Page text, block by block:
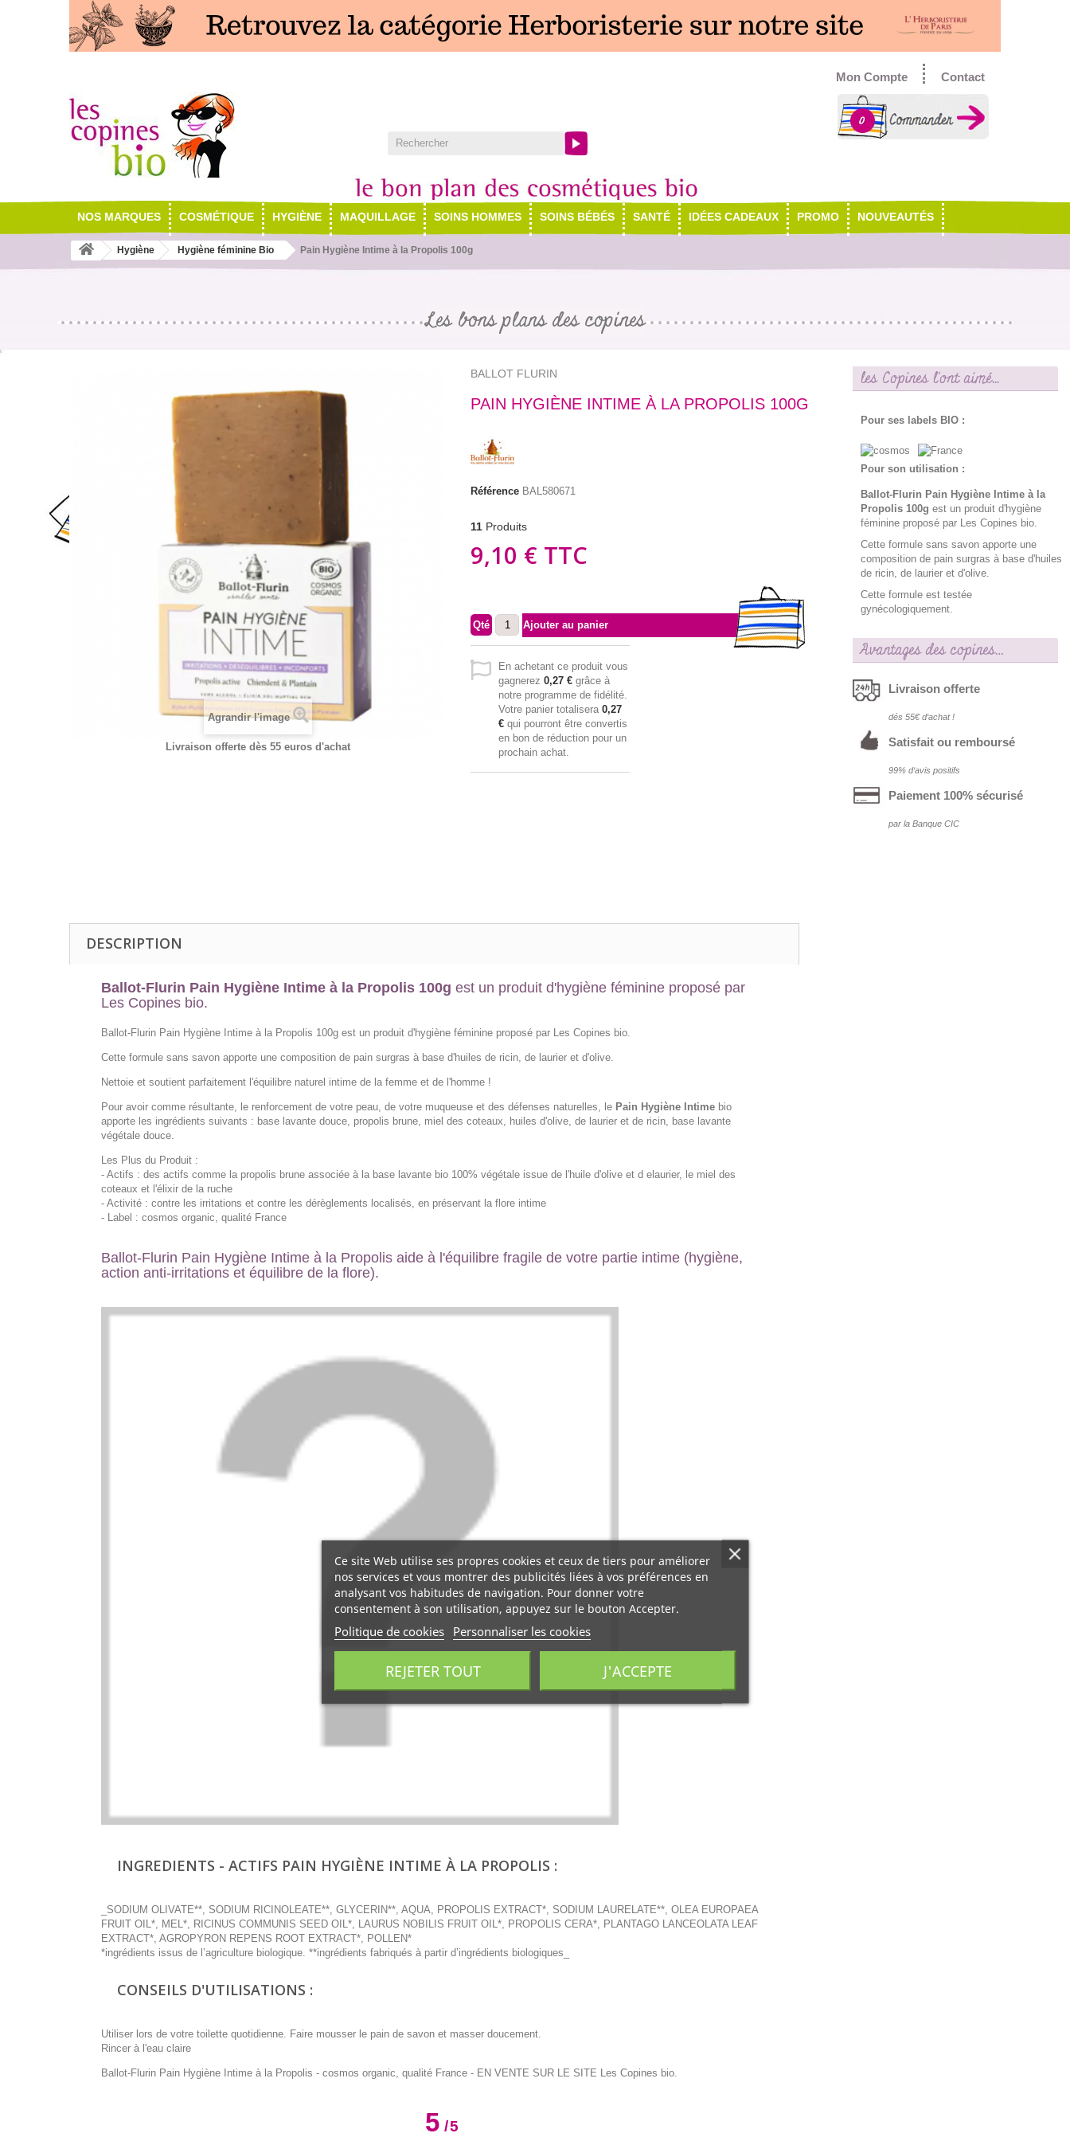
Contact
Mon Compte
0
NOS MARQUES COSMÉTIQUE HYGIÈNE MAQUILLAGE SOINS HOMMES SOINS BÉBÉS SANTÉ IDÉES CADEAUX PROMO NOUVEAUTÉS
Hygiène Hygiène féminine Bio Pain Hygiène Intime à la Propolis 100g
Les bons plans des copines
Agrandir l'image
Livraison offerte dès 55 euros d'achat
BALLOT FLURIN
PAIN HYGIÈNE INTIME À LA PROPOLIS 100G
Référence BAL580671
11 Produits
9,10 € TTC
Qté Ajouter au panier
En achetant ce produit vous
gagnerez 0,27 € grâce à
notre programme de fidélité.
Votre panier totalisera 0,27
€ qui pourront être convertis
en bon de réduction pour un
prochain achat.
les Copines l'ont aimé...
Pour ses labels BIO :
Pour son utilisation :
Ballot-Flurin Pain Hygiène Intime à la
Propolis 100g est un produit d'hygiène
féminine proposé par Les Copines bio.
Cette formule sans savon apporte une
composition de pain surgras à base d'huiles
de ricin, de laurier et d'olive.
Cette formule est testée
gynécologiquement.
Avantages des copines…
Livraison offerte
dés 55€ d‘achat !
Satisfait ou remboursé
99% d‘avis positifs
Paiement 100% sécurisé
par la Banque CIC
DESCRIPTION
Ballot-Flurin Pain Hygiène Intime à la Propolis 100g est un produit d'hygiène féminine proposé par
Les Copines bio.
Ballot-Flurin Pain Hygiène Intime à la Propolis 100g est un produit d'hygiène féminine proposé par Les Copines bio.
Cette formule sans savon apporte une composition de pain surgras à base d'huiles de ricin, de laurier et d'olive.
Nettoie et soutient parfaitement l'équilibre naturel intime de la femme et de l'homme !
Pour avoir comme résultante, le renforcement de votre peau, de votre muqueuse et des défenses naturelles, le Pain Hygiène Intime bio
apporte les ingrédients suivants : base lavante douce, propolis brune, miel des coteaux, huiles d'olive, de laurier et de ricin, base lavante
végétale douce.
Les Plus du Produit :
- Actifs : des actifs comme la propolis brune associée à la base lavante bio 100% végétale issue de l'huile d'olive et d elaurier, le miel des
coteaux et l'élixir de la ruche
- Activité : contre les irritations et contre les dérèglements localisés, en préservant la flore intime
- Label : cosmos organic, qualité France
Ballot-Flurin Pain Hygiène Intime à la Propolis aide à l'équilibre fragile de votre partie intime (hygiène,
action anti-irritations et équilibre de la flore).
INGREDIENTS - ACTIFS PAIN HYGIÈNE INTIME À LA PROPOLIS :
_SODIUM OLIVATE**, SODIUM RICINOLEATE**, GLYCERIN**, AQUA, PROPOLIS EXTRACT*, SODIUM LAURELATE**, OLEA EUROPAEA
FRUIT OIL*, MEL*, RICINUS COMMUNIS SEED OIL*, LAURUS NOBILIS FRUIT OIL*, PROPOLIS CERA*, PLANTAGO LANCEOLATA LEAF
EXTRACT*, AGROPYRON REPENS ROOT EXTRACT*, POLLEN*
*ingrédients issus de l’agriculture biologique. **ingrédients fabriqués à partir d’ingrédients biologiques_
CONSEILS D'UTILISATIONS :
Utiliser lors de votre toilette quotidienne. Faire mousser le pain de savon et masser doucement.
Rincer à l'eau claire
Ballot-Flurin Pain Hygiène Intime à la Propolis - cosmos organic, qualité France - EN VENTE SUR LE SITE Les Copines bio.
5/5
Ce site Web utilise ses propres cookies et ceux de tiers pour améliorer
nos services et vous montrer des publicités liées à vos préférences en
analysant vos habitudes de navigation. Pour donner votre
consentement à son utilisation, appuyez sur le bouton Accepter.
Politique de cookies Personnaliser les cookies
REJETER TOUT J'ACCEPTE